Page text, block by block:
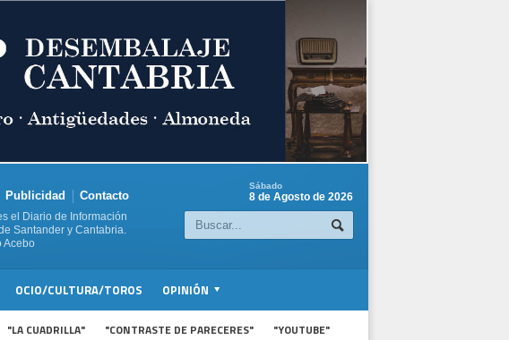
Publicidad Contacto
el Diario de Información
Santander y Cantabria.
Acebo
Sábado
8 de Agosto de 2026
OCIO/CULTURA/TOROS OPINIÓN
"LA CUADRILLA" "CONTRASTE DE PARECERES" "YOUTUBE"